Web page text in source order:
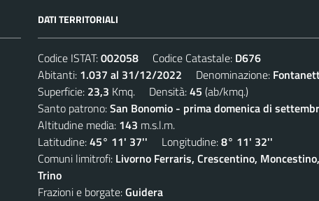
DATI TERRITORIALI
Codice ISTAT:002058 Codice Catastale: D676
Abitanti: 1.037 al 31/12/2022 Denominazione:
Superficie: 23,3 Kmq. Densità:45 (ab/kmq.)
Santo patrono:San Bonomio - prima domenica di
Altitudine media: 143 m.s.l.m.
Latitudine:45° 11' 37'' Longitudine:8° 11' 32''
Comuni limitrofi: Livorno Ferraris, Crescentino,
Trino
Frazioni e borgate:Guidera